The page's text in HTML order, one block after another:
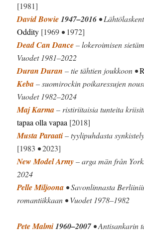
[1981]
David Bowie1947–2016 •
Oddity [1969 • 1972]
Dead Can Dance– lokeroimisen
Vuodet 1981–2022
Duran Duran – tie tähtien joukkoon •
Keba– suomirockin poikaressujen
Vuodet 1982–2024
Maj Karma– ristiriitaisia tunteita
tapaa olla vapaa [2018]
Musta Paraati– tyylipuhdasta
[1983 •2023]
New Model Army– arga män från
2024
Pelle Miljoona • Savonlinnasta
romantiikkaan • Vuodet 1978–1982
Pete Malmi1960–2007• Antisankarin